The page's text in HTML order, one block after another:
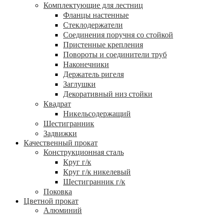
Комплектующие для лестниц
Фланцы настенные
Стеклодержатели
Соединения поручня со стойкой
Пристенные крепления
Повороты и соединители труб
Наконечники
Держатель ригеля
Заглушки
Декоративный низ стойки
Квадрат
Никельсодержащий
Шестигранник
Задвижки
Качественный прокат
Конструкционная сталь
Круг г/к
Круг г/к никелевый
Шестигранник г/к
Поковка
Цветной прокат
Алюминий